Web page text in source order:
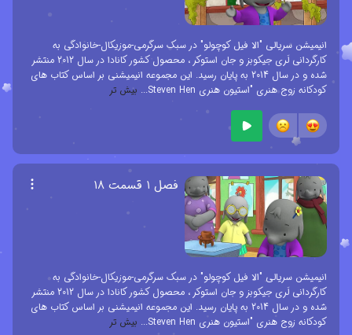
انیمیشن سریالی "الا فیل کوچولو" در سبک سرگرمی-موزیکال-خانوادگی به
کارگردانی لَری جیکوبز و جان استوکر ، محصول کشور کانادا در سال 2012 منتشر
شده و در سال 2014 به پایان رسید. این مجموعه انیمیشنی بر اساس کتاب های
کودکانه زوج هنری "استیون هنری Steven Hen
... بیش تر
فصل ۱ قسمت ۱۸
انیمیشن سریالی "الا فیل کوچولو" در سبک سرگرمی-موزیکال-خانوادگی به
کارگردانی لَری جیکوبز و جان استوکر ، محصول کشور کانادا در سال 2012 منتشر
شده و در سال 2014 به پایان رسید. این مجموعه انیمیشنی بر اساس کتاب های
کودکانه زوج هنری "استیون هنری Steven Hen
... بیش تر